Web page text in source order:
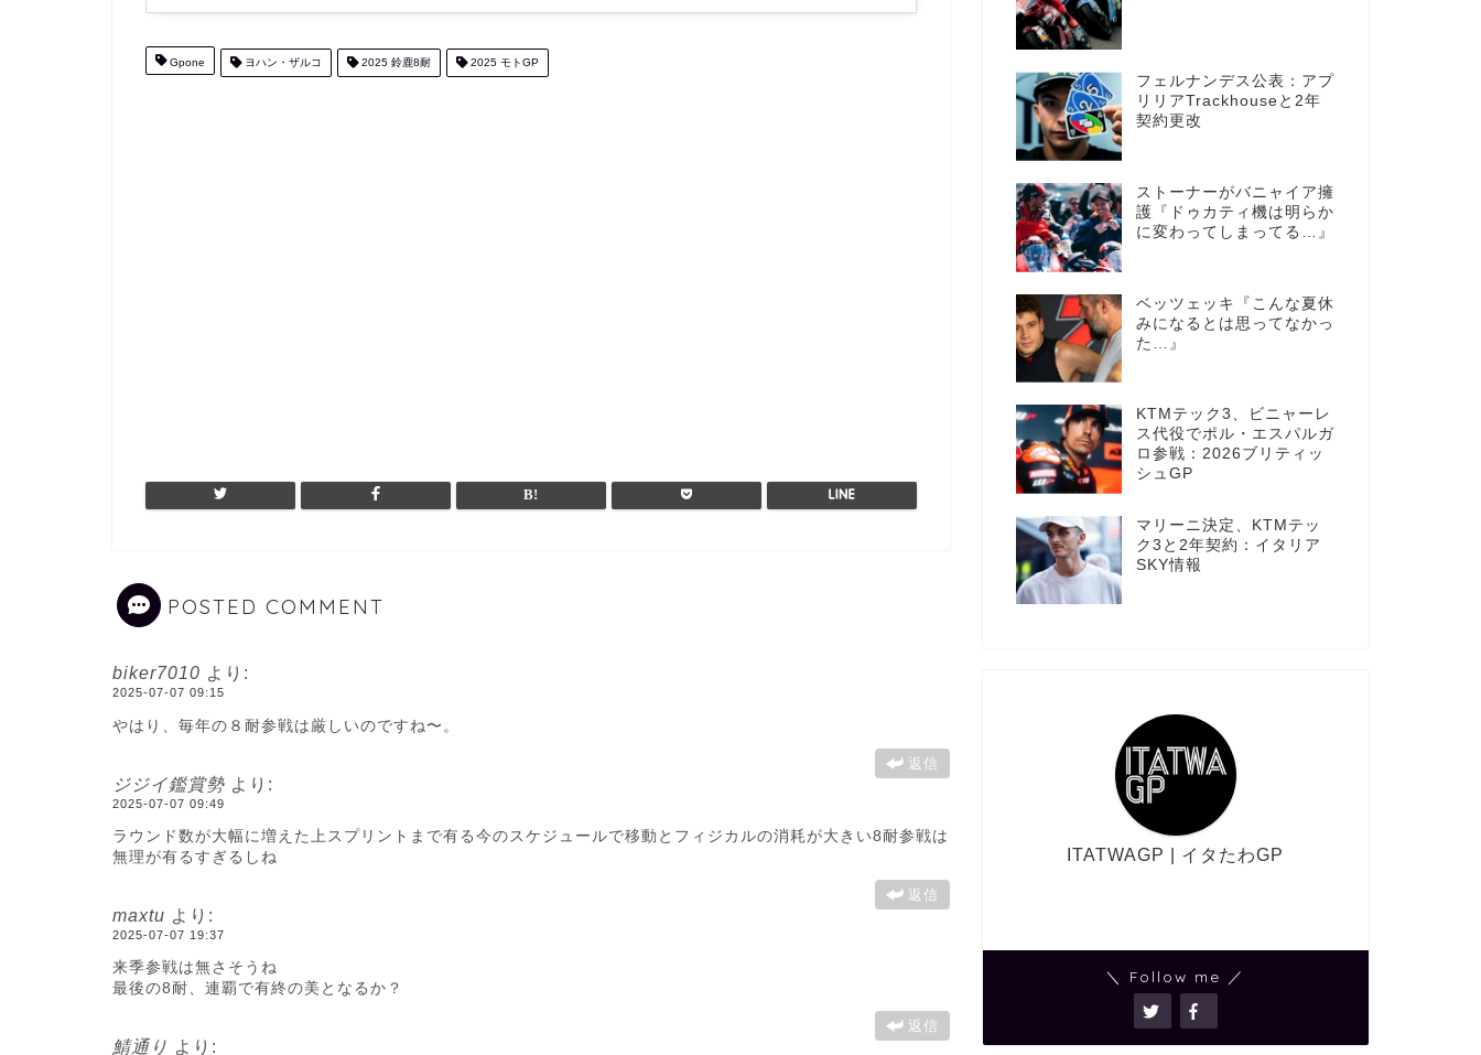
Gpone ヨハン・ザルコ 2025 鈴鹿8耐 2025 モトGP
POSTED COMMENT
biker7010 より:
2025-07-07 09:15
やはり、毎年の８耐参戦は厳しいのですね〜。
返信
ジジイ鑑賞勢 より:
2025-07-07 09:49
ラウンド数が大幅に増えた上スプリントまで有る今のスケジュールで移動とフィジカルの消耗が大きい8耐参戦は
無理が有るすぎるしね
返信
maxtu より:
2025-07-07 19:37
来季参戦は無さそうね
最後の8耐、連覇で有終の美となるか？
返信
鯖通り より:
フェルナンデス公表：アプ
リリアTrackhouseと2年
契約更改
ストーナーがバニャイア擁
護『ドゥカティ機は明らか
に変わってしまってる…』
ベッツェッキ『こんな夏休
みになるとは思ってなかっ
た…』
KTMテック3、ビニャーレ
ス代役でポル・エスパルガ
ロ参戦：2026ブリティッ
シュGP
マリーニ決定、KTMテッ
ク3と2年契約：イタリア
SKY情報
ITATWAGP | イタたわGP
＼ Follow me ／